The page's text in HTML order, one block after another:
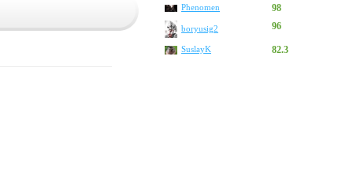
Phenomen 98
boryusig2 96
SuslayK 82.3